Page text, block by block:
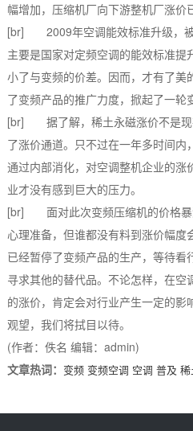
幅增加，压缩机厂向下游整机厂涨价
[br] 2009年空调能效标准升级，被
主要是国家对定频空调的能效标准
小了与变频的价差。因而，才有了美
了变频产品的推广力度，掀起了一轮
[br] 据了解，稀土永磁涨价不是现
了涨价通道。只不过在一年多时间内
通过内部消化，对空调整机企业的涨
业才没有感到巨大的压力。
[br] 面对此次变频压缩机的价格暴
心理准备，但谁都没有料到涨价幅度
已经暂停了变频产品的生产，等待
寻求其他的替代品。不论怎样，在
的涨价，肯定会对行业产生一定的影
观望，我们将拭目以待。
(作者：佚名 编辑：admin)
文章热词： 变频 变频空调 空调 普及 稀